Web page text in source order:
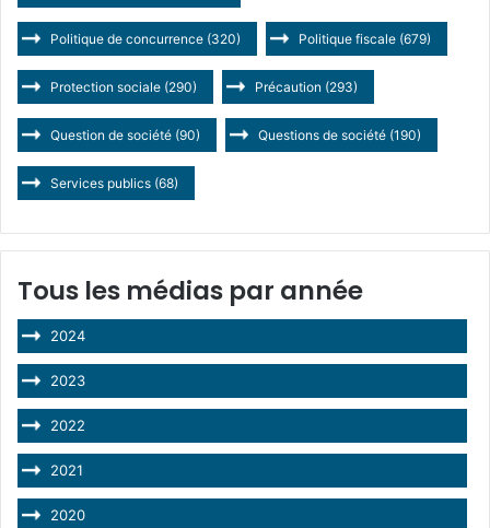
Politique de concurrence (320) Politique fiscale (679)
Protection sociale (290) Précaution (293)
Question de société (90) Questions de société (190)
Services publics (68)
Tous les médias par année
2024
2023
2022
2021
2020